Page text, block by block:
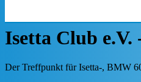
Isetta Club
Der Treffpunkt für Isetta-, BMW